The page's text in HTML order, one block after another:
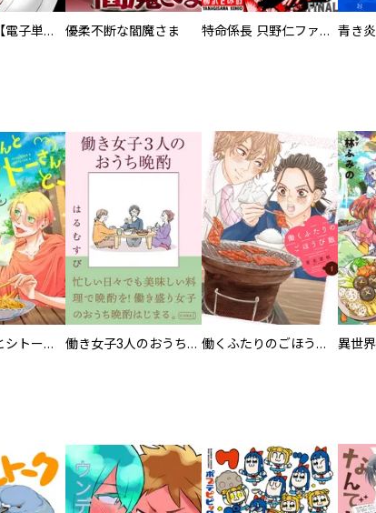
復讐の魔女【電子単行本版】 優柔不断な閻魔さま 特命係長 只野仁ファイナル 愛蔵版 青き炎
カラちゃんとシトーさんと、 【分冊版】 働き女子3人のおうち晩酌 働くふたりのごほうび飯